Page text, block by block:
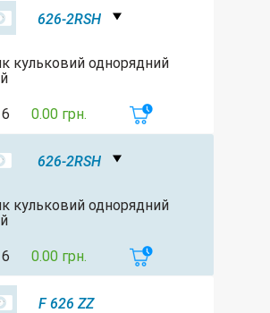
626-2RSH
кульковий однорядний
6 0.00 грн.
626-2RSH
кульковий однорядний
6 0.00 грн.
F 626 ZZ